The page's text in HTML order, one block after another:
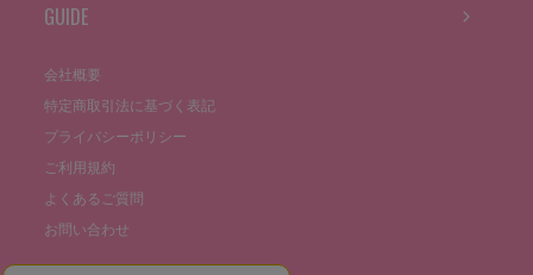
GUIDE
会社概要
特定商取引法に基づく表記
プライバシーポリシー
ご利用規約
よくあるご質問
お問い合わせ